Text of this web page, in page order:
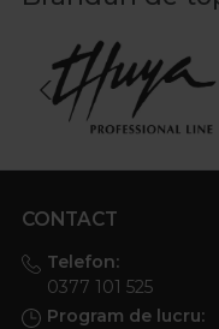
CONTACT
Telefon:
0377 101 525
Program de lucru: